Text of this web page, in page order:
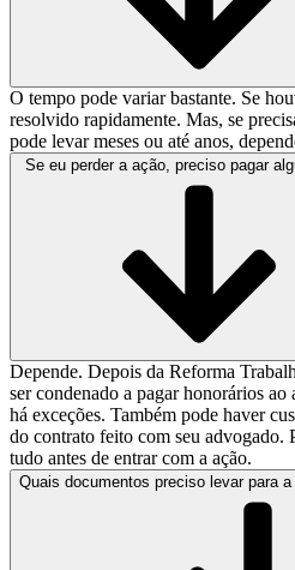
O tempo pode variar bastante. Se
resolvido rapidamente. Mas, se
pode levar meses ou até anos,
Se eu perder a ação, preciso pagar
Depende. Depois da Reforma
ser condenado a pagar honorários
há exceções. Também pode haver
do contrato feito com seu advogado.
tudo antes de entrar com a ação.
Quais documentos preciso levar para